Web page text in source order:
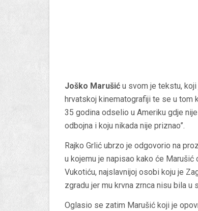
Joško Marušić u svom je tekstu,
hrvatskoj kinematografiji te se u tom
35 godina odselio u Ameriku gdje
odbojna i koju nikada nije priznao”.
Rajko Grlić ubrzo je odgovorio na
u kojemu je napisao kako će
Vukotiću, najslavnijoj osobi koju je
zgradu jer mu krvna zrnca nisu bila u
Oglasio se zatim Marušić koji je